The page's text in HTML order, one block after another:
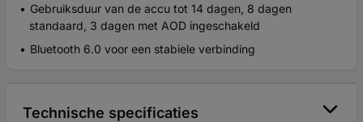
Gebruiksduur van de accu tot 14 dagen, 8 dagen
standaard, 3 dagen met AOD ingeschakeld
Bluetooth 6.0 voor een stabiele verbinding
Technische specificaties